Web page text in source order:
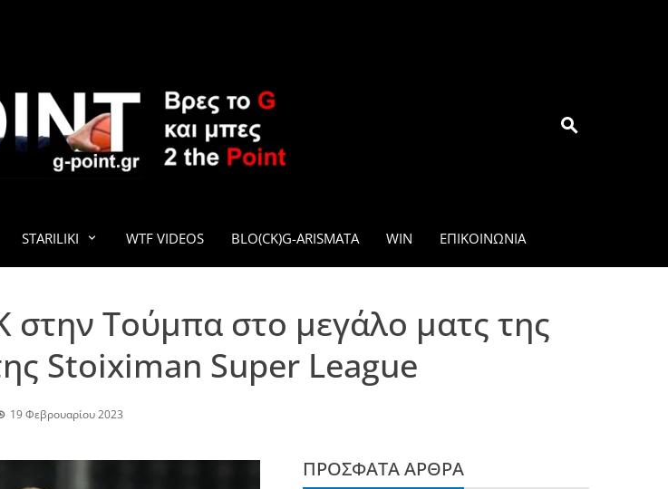
G-POINT.GR
STARILIKI WTF VIDEOS BLO(CK)G-ARISMATA WIN ΕΠΙΚΟΙΝΩΝΊΑ
Τούμπα στο μεγάλο ματς της
Stoiximan Super League
19 Φεβρουαρίου 2023
ΠΡΌΣΦΑΤΑ ΆΡΘΡΑ